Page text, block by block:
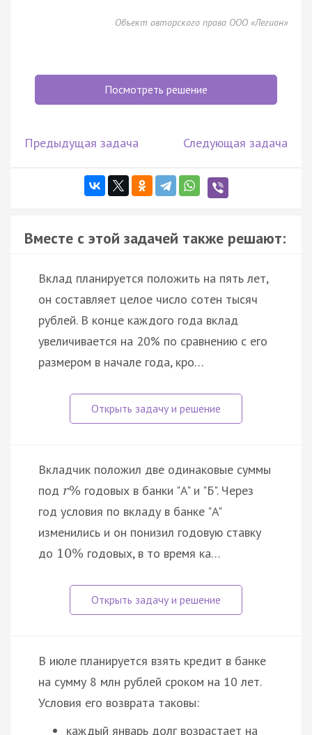
Объект авторского права ООО «Легион»
Посмотреть решение
Предыдущая задача Следующая задача
Вместе с этой задачей также решают:
Вклад планируется положить на пять лет,
он составляет целое число сотен тысяч
рублей. В конце каждого года вклад
увеличивается на 20% по сравнению с его
размером в начале года, кро…
Вкладчик положил две одинаковые суммы
под r% годовых в банки "A" и "Б". Через
год условия по вкладу в банке "A"
изменились и он понизил годовую ставку
до 10% годовых, в то время ка…
В июле планируется взять кредит в банке
на сумму 8 млн рублей сроком на 10 лет.
Условия его возврата таковы:
каждый январь долг возрастает на